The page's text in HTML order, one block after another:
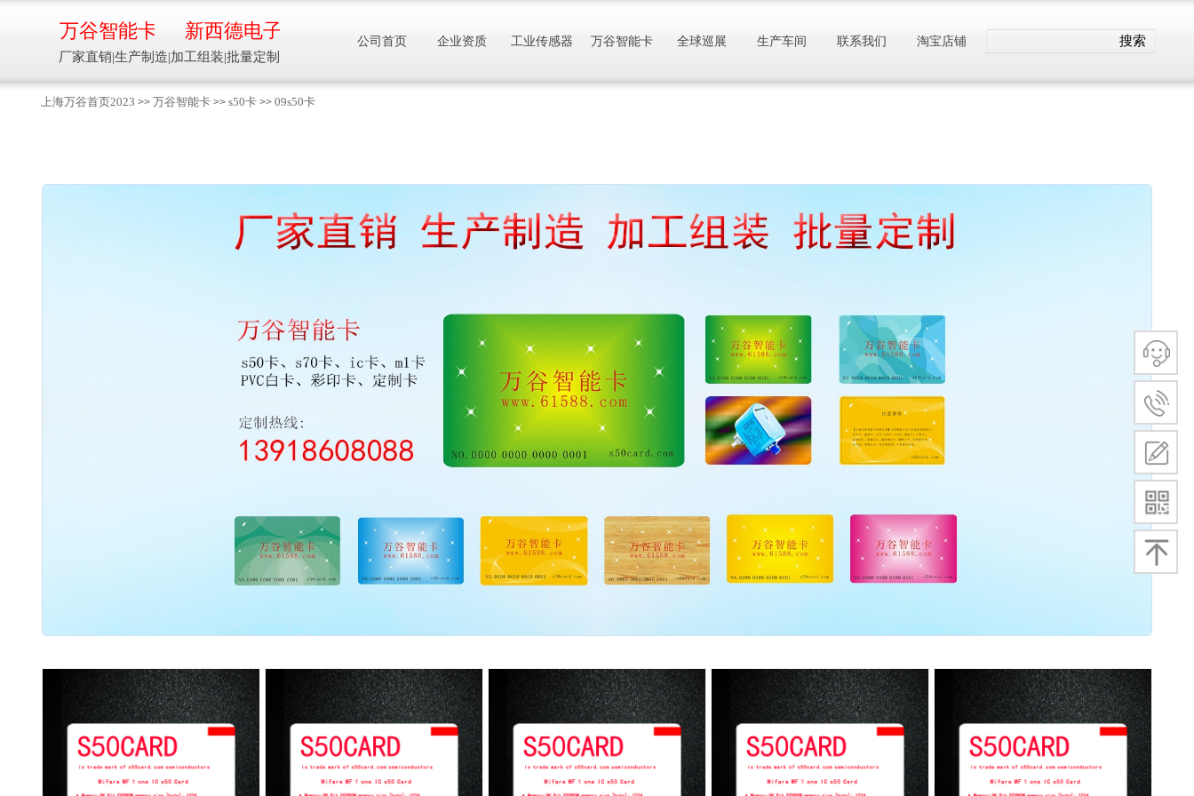
上海万谷首页2023 >> 万谷智能卡 >> s50卡 >> 09s50卡
流量开关
06,西德FR11.CC|热导式流量开关|可
新西德电子
厂家直销|生产制造|加工组装|批量定制
137016
www.61588.com
万谷智能卡 公司首页 企业资质 工业传感器 万谷智能卡 全球巡展 生产车间 联系我们 淘宝店铺 搜索